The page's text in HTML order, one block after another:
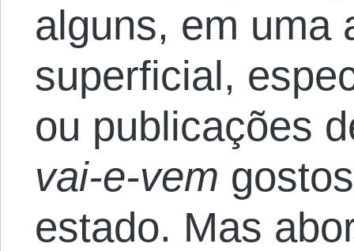
alguns, em uma
superficial,
ou publicações
vai-e-vem
estado. Mas